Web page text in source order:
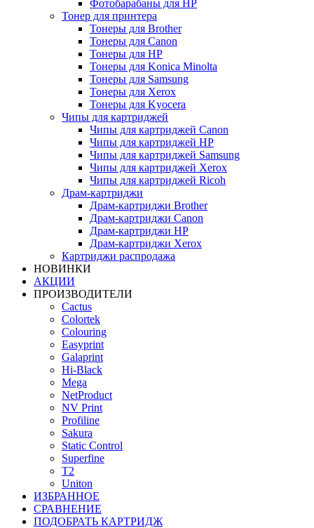
Фотобарабаны для HP
Тонер для принтера
Тонеры для Brother
Тонеры для Canon
Тонеры для HP
Тонеры для Konica Minolta
Тонеры для Samsung
Тонеры для Xerox
Тонеры для Kyocera
Чипы для картриджей
Чипы для картриджей Canon
Чипы для картриджей HP
Чипы для картриджей Samsung
Чипы для картриджей Xerox
Чипы для картриджей Ricoh
Драм-картриджи
Драм-картриджи Brother
Драм-картриджи Canon
Драм-картриджи HP
Драм-картриджи Xerox
Картриджи распродажа
НОВИНКИ
АКЦИИ
ПРОИЗВОДИТЕЛИ
Cactus
Colortek
Colouring
Easyprint
Galaprint
Hi-Black
Mega
NetProduct
NV Print
Profiline
Sakura
Static Control
Superfine
T2
Uniton
ИЗБРАННОЕ
СРАВНЕНИЕ
ПОДОБРАТЬ КАРТРИДЖ